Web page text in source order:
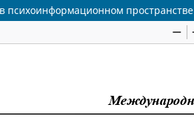
психоинформационном пространстве